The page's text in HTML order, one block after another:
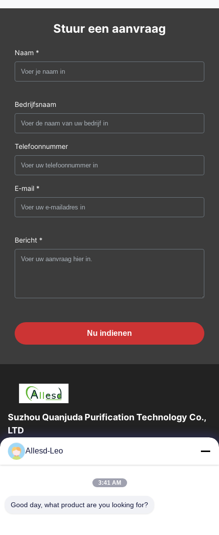
Stuur een aanvraag
Naam *
Bedrijfsnaam
Telefoonnummer
E-mail *
Bericht *
Nu indienen
Suzhou Quanjuda Purification Technology Co.,
LTD
16years ervaring, als belangrijke fabrikant en exporteur van
ESD & Cleanroom producten, bieden wij een volledige lijn van
Huis
Producten
Allesd-Leo
3:41 AM
Good day, what product are you looking for?